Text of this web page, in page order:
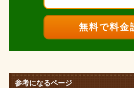
参考になるページ